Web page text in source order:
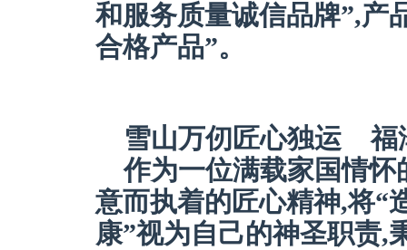
和服务质量诚信品牌”,产
合格产品”。
雪山万仞匠心独运 福
作为一位满载家国情
意而执着的匠心精神,将“
康”视为自己的神圣职责,